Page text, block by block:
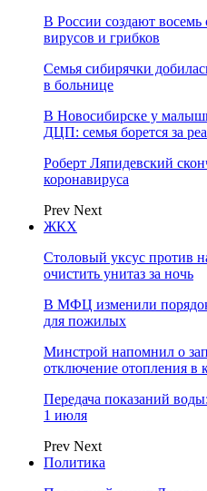
В России создают
вирусов и грибков
Семья сибирячки
в больнице
В Новосибирске у
ДЦП: семья борется за
Роберт Ляпидевский
коронавируса
Prev Next
ЖКХ
Столовый уксус против
очистить унитаз за ночь
В МФЦ изменили
для пожилых
Минстрой напомнил о
отключение отопления в
Передача показаний
1 июля
Prev Next
Политика